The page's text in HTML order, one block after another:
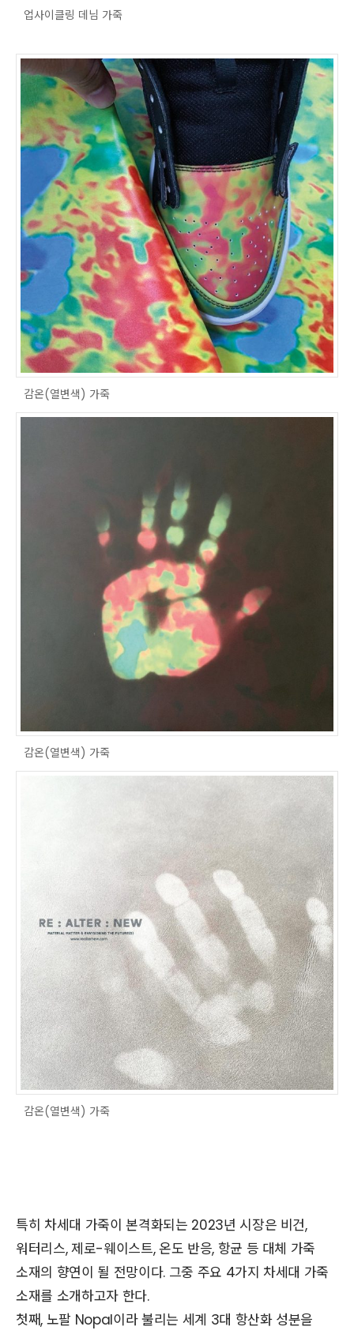
업사이클링 데님 가죽
감온(열변색) 가죽
감온(열변색) 가죽
감온(열변색) 가죽
특히 차세대 가죽이 본격화되는 2023년 시장은 비건,
워터리스, 제로-웨이스트, 온도 반응, 항균 등 대체 가죽
소재의 향연이 될 전망이다. 그중 주요 4가지 차세대 가죽
소재를 소개하고자 한다.
첫째, 노팔 Nopal이라 불리는 세계 3대 항산화 성분을